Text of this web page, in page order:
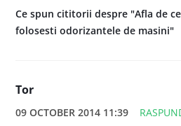
Ce spun cititorii despre "Afla de
folosesti odorizantele de masini"
Tor
09 OCTOBER 2014 11:39